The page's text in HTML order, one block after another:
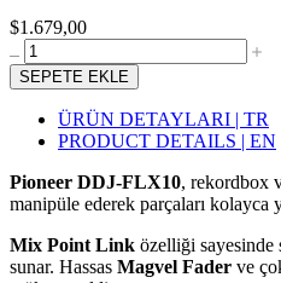
$1.679,00
SEPETE EKLE
ÜRÜN DETAYLARI | TR
PRODUCT DETAILS | EN
Pioneer DDJ-FLX10, rekordbox
manipüle ederek parçaları kolayca
Mix Point Link özelliği sayesinde
sunar. Hassas Magvel Fader ve